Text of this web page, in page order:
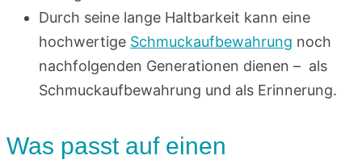
Durch seine lange Haltbarkeit kann eine
hochwertige Schmuckaufbewahrung noch
nachfolgenden Generationen dienen – als
Schmuckaufbewahrung und als Erinnerung.
Was passt auf einen